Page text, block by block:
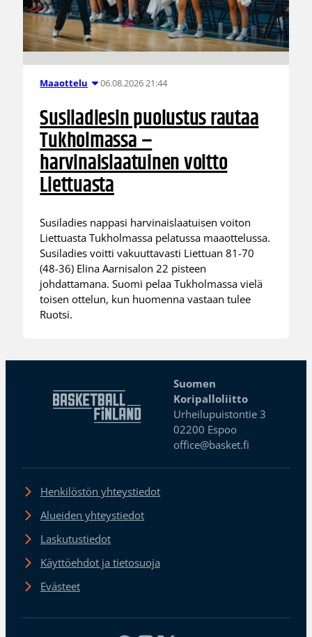
Maaottelu 06.08.2026 21:44
Susiladiesin puolustus rautaa
Tukholmassa –
harvinaislaatuinen voitto
Liettuasta
Susiladies nappasi harvinaislaatuisen voiton
Liettuasta Tukholmassa pelatussa maaottelussa.
Susiladies voitti vakuuttavasti Liettuan 81-70
(48-36) Elina Aarnisalon 22 pisteen
johdattamana. Suomi pelaa Tukholmassa vielä
toisen ottelun, kun huomenna vastaan tulee
Ruotsi.
Suomen
Koripalloliitto
Urheilupuistontie 3
02200 Espoo
office@basket.fi
Henkilöstön yhteystiedot
Alueiden yhteystiedot
Laskutustiedot
Käyttöehdot ja tietosuoja
Evästeet